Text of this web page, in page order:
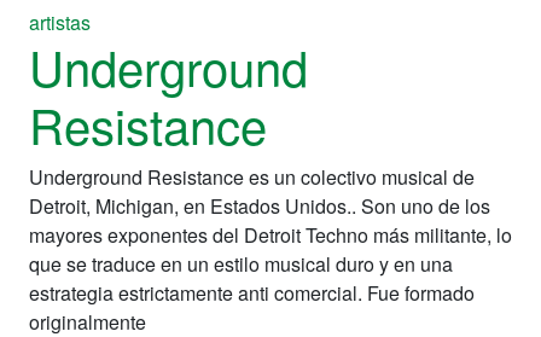
artistas
Underground
Resistance
Underground Resistance es un colectivo musical de
Detroit, Michigan, en Estados Unidos.. Son uno de los
mayores exponentes del Detroit Techno más militante, lo
que se traduce en un estilo musical duro y en una
estrategia estrictamente anti comercial. Fue formado
originalmente